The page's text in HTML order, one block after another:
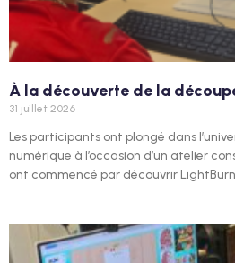
À la découverte de la
31 juillet 2026
Les participants ont plongé dans
numérique à l’occasion d’un atelier
ont commencé par découvrir